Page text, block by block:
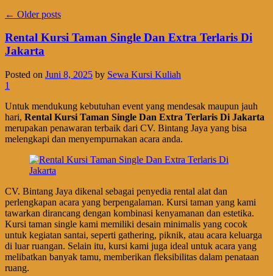
← Older posts
Rental Kursi Taman Single Dan Extra Terlaris Di
Jakarta
Posted on Juni 8, 2025 by Sewa Kursi Kuliah
1
Untuk mendukung kebutuhan event yang mendesak maupun jauh
hari, Rental Kursi Taman Single Dan Extra Terlaris Di Jakarta
merupakan penawaran terbaik dari CV. Bintang Jaya yang bisa
melengkapi dan menyempurnakan acara anda.
CV. Bintang Jaya dikenal sebagai penyedia rental alat dan
perlengkapan acara yang berpengalaman. Kursi taman yang kami
tawarkan dirancang dengan kombinasi kenyamanan dan estetika.
Kursi taman single kami memiliki desain minimalis yang cocok
untuk kegiatan santai, seperti gathering, piknik, atau acara keluarga
di luar ruangan. Selain itu, kursi kami juga ideal untuk acara yang
melibatkan banyak tamu, memberikan fleksibilitas dalam penataan
ruang.